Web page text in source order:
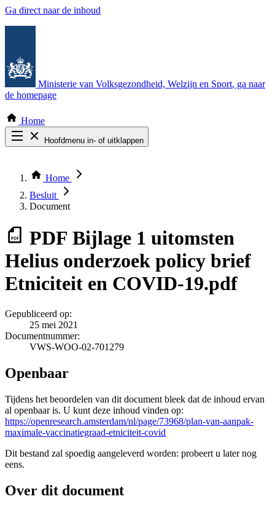
Ga direct naar de inhoud
Ministerie van Volksgezondheid, Welzijn en Sport, ga naar
de homepage
Home
Hoofdmenu in- of uitklappen
Thema COVID-19
Bekijk per bestuursorgaan
Home
Besluit
Document
PDF Bijlage 1 uitomsten
Helius onderzoek policy brief
Etniciteit en COVID-19.pdf
Gepubliceerd op:
25 mei 2021
Documentnummer:
VWS-WOO-02-701279
Openbaar
Tijdens het beoordelen van dit document bleek dat de inhoud ervan
al openbaar is. U kunt deze inhoud vinden op:
https://openresearch.amsterdam/nl/page/73968/plan-van-aanpak-
maximale-vaccinatiegraad-etniciteit-covid
Dit bestand zal spoedig aangeleverd worden: probeert u later nog
eens.
Over dit document